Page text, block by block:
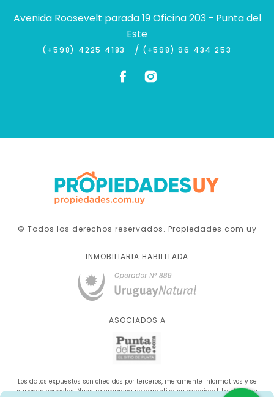
Avenida Roosevelt parada 19 Oficina 203 - Punta del
Este
(+598) 4225 4183 / (+598) 96 434 253
© Todos los derechos reservados. Propiedades.com.uy
INMOBILIARIA HABILITADA
ASOCIADOS A
Los datos expuestos son ofrecidos por terceros, meramente informativos y se
suponen correctos. Nuestra empresa no garantiza su veracidad. La oferta se